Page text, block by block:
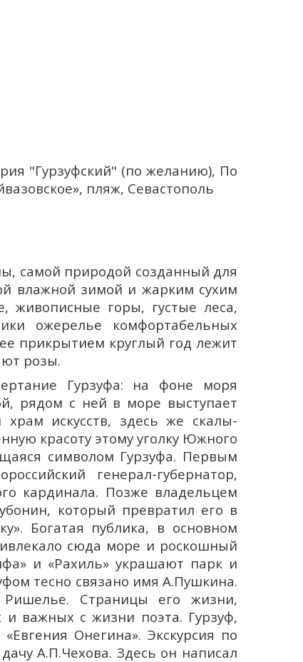
"Гурзуфский" (по желанию), По
пляж, Севастополь
самой природой созданный для
влажной зимой и жарким сухим
живописные горы, густые леса,
ожерелье комфортабельных
прикрытием круглый год лежит
розы.
Гурзуфа: на фоне моря
рядом с ней в море выступает
искусств, здесь же скалы-
красоту этому уголку Южного
символом Гурзуфа. Первым
генерал-губернатор,
кардинала. Позже владельцем
который превратил его в
Богатая публика, в основном
сюда море и роскошный
и «Рахиль» украшают парк и
тесно связано имя А.Пушкина.
Страницы его жизни,
важных с жизни поэта. Гурзуф,
Онегина». Экскурсия по
А.П.Чехова. Здесь он написал